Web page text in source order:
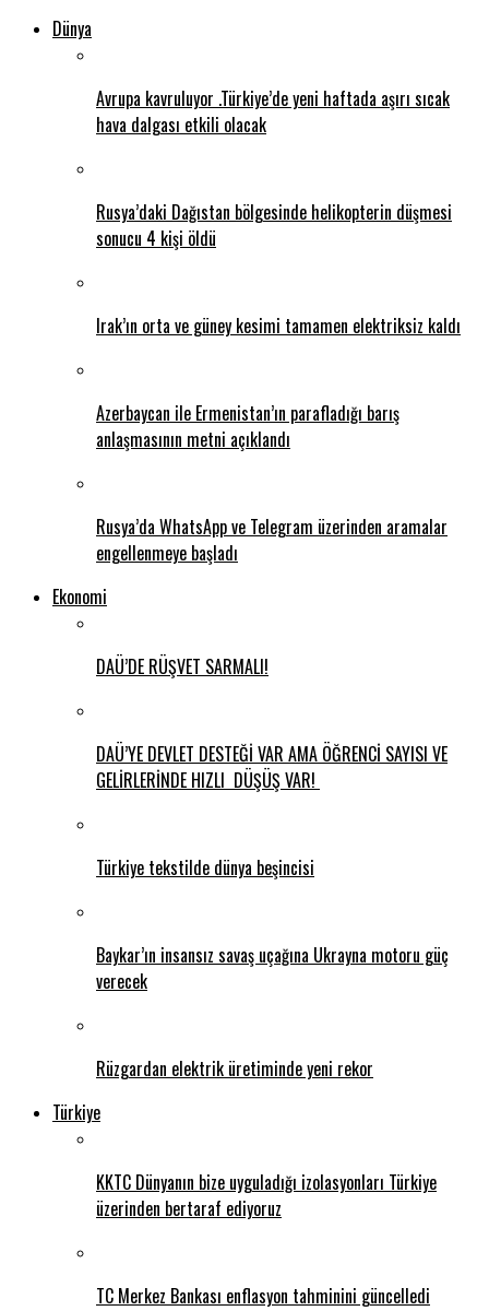
Dünya
Avrupa kavruluyor .Türkiye’de yeni haftada aşırı sıcak
hava dalgası etkili olacak
Rusya’daki Dağıstan bölgesinde helikopterin düşmesi
sonucu 4 kişi öldü
Irak’ın orta ve güney kesimi tamamen elektriksiz kaldı
Azerbaycan ile Ermenistan’ın parafladığı barış
anlaşmasının metni açıklandı
Rusya’da WhatsApp ve Telegram üzerinden aramalar
engellenmeye başladı
Ekonomi
DAÜ’DE RÜŞVET SARMALI!
DAÜ’YE DEVLET DESTEĞİ VAR AMA ÖĞRENCİ SAYISI VE
GELİRLERİNDE HIZLI DÜŞÜŞ VAR!
Türkiye tekstilde dünya beşincisi
Baykar’ın insansız savaş uçağına Ukrayna motoru güç
verecek
Rüzgardan elektrik üretiminde yeni rekor
Türkiye
KKTC Dünyanın bize uyguladığı izolasyonları Türkiye
üzerinden bertaraf ediyoruz
TC Merkez Bankası enflasyon tahminini güncelledi